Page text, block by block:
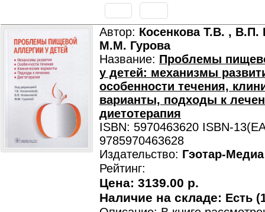
Автор: Косенкова Т.В. , В.П.
М.М. Гурова
Название: Проблемы
у детей: механизмы
особенности течения,
варианты, подходы к
диетотерапия
ISBN: 5970463620 ISBN-
9785970463628
Издательство: Гэотар-Медиа
Рейтинг:
Цена: 3139.00 р.
Наличие на складе: Есть